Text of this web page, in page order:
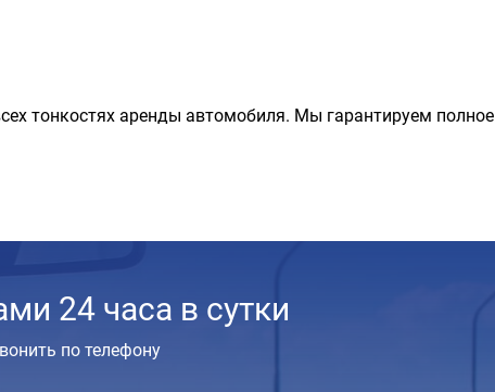
тонкостях аренды автомобиля. Мы гарантируем полное
24 часа в сутки
по телефону